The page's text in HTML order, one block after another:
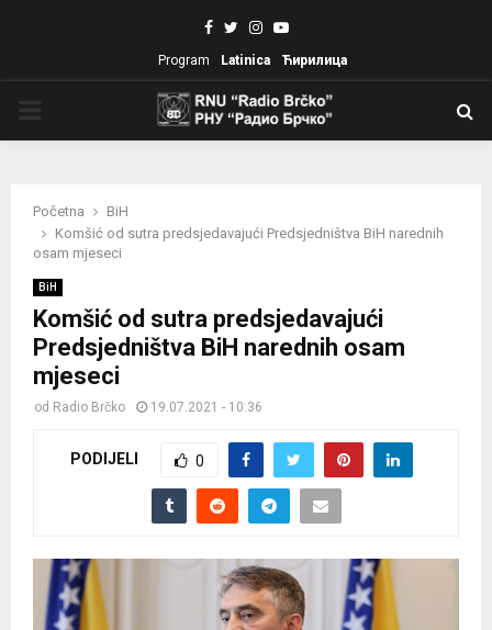
Facebook
TwitterInstagram
Youtube
Program Latinica Ћирилица
Početna
BiH
Komšić od sutra predsjedavajući Predsjedništva BiH narednih
osam mjeseci
BiH
Komšić od sutra predsjedavajući
Predsjedništva BiH narednih osam
mjeseci
od Radio Brčko 19.07.2021 - 10:36
PODIJELI 0